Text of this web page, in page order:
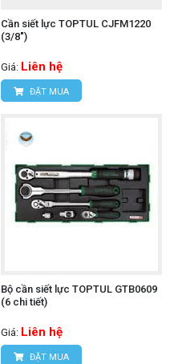
Cần siết lực TOPTUL CJFM1220
(3/8")
Giá: Liên hệ
ĐẶT MUA
Bộ cần siết lực TOPTUL GTB0609
(6 chi tiết)
Giá: Liên hệ
ĐẶT MUA